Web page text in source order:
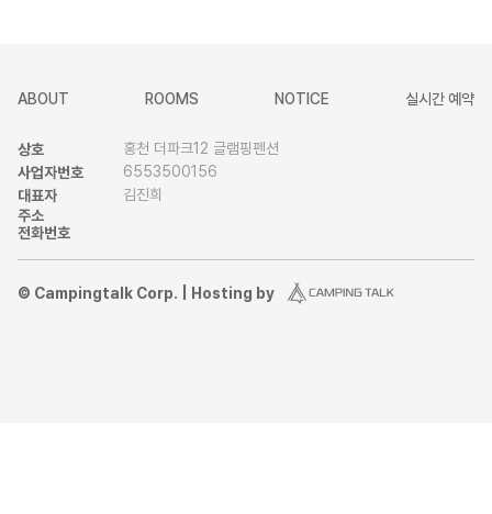
ABOUT ROOMS NOTICE 실시간 예약
상호
홍천 더파크12 글램핑펜션
사업자번호
6553500156
대표자
김진희
주소
전화번호
© Campingtalk Corp. | Hosting by